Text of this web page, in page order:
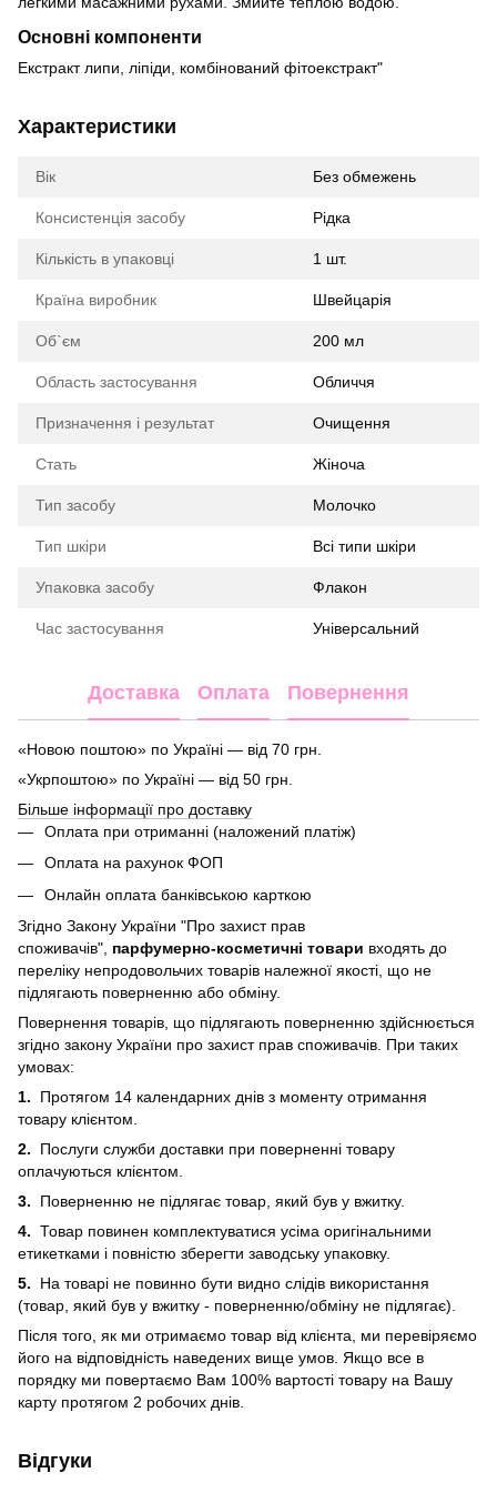
Основні компоненти
Екстракт липи, ліпіди, комбінований фітоекстракт"
Характеристики
Вік Без обмежень
Консистенція засобу Рідка
Кількість в упаковці 1 шт.
Країна виробник Швейцарія
Об`єм 200 мл
Область застосування Обличчя
Призначення і результат Очищення
Стать Жіноча
Тип засобу Молочко
Тип шкіри Всі типи шкіри
Упаковка засобу Флакон
Час застосування Універсальний
Доставка Оплата Повернення
«Новою поштою» по Україні — від 70 грн.
«Укрпоштою» по Україні — від 50 грн.
Більше інформації про доставку
Оплата при отриманні (наложений платіж)
Оплата на рахунок ФОП
Онлайн оплата банківською карткою
Згідно Закону України "Про захист прав
споживачів", парфумерно-косметичні товари входять до
переліку непродовольчих товарів належної якості, що не
підлягають поверненню або обміну.
Повернення товарів, що підлягають поверненню здійснюється
згідно закону України про захист прав споживачів. При таких
умовах:
1.
Протягом 14 календарних днів з моменту отримання
товару клієнтом.
2. Послуги служби доставки при поверненні товару
оплачуються клієнтом.
3.
Поверненню не підлягає товар, який був у вжитку.
4. Товар повинен комплектуватися усіма оригінальними
етикетками і повністю зберегти заводську упаковку.
5. На товарі не повинно бути видно слідів використання
(товар, який був у вжитку - поверненню/обміну не підлягає).
Після того, як ми отримаємо товар від клієнта, ми перевіряємо
його на відповідність наведених вище умов. Якщо все в
порядку ми повертаємо Вам 100% вартості товару на Вашу
карту протягом 2 робочих днів.
Відгуки